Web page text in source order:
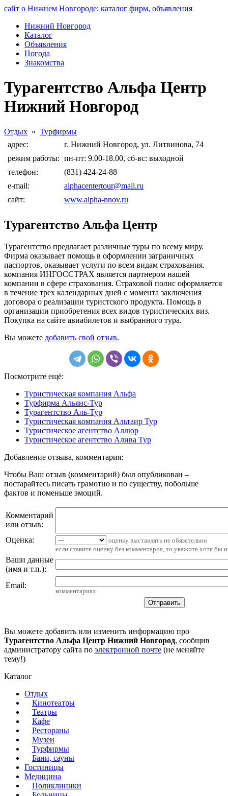
сайт о Нижнем Новгороде: каталог фирм, объявления
Нижний Новгород
Каталог
Объявления
Погода
Знакомства
Турагентство Альфа Центр
Нижний Новгород
Отдых » Турфирмы
адрес:
г. Нижний Новгород, ул. Литвинова, 74
режим работы: пн-пт: 9.00-18.00, сб-вс: выходной
телефон:
(831) 424-24-88
e-mail:
alphacentertour@mail.ru
сайт:
www.alpha-nnov.ru
Турагентство Альфа Центр
Турагентство предлагает различные туры по всему миру.
Фирма оказывает помощь в оформлении заграничных
паспортов, оказывает услуги по всем видам страхования.
компания ИНГОССТРАХ является партнером нашей
компании в сфере страхования. Страховой полис оформляется
в течение трех календарных дней с момента заключения
договора о реализации туристского продукта. Помощь в
организации приобретения всех видов туристических виз.
Покупка на сайте авиабилетов и выбранного тура.
Вы можете добавить свой отзыв.
Посмотрите ещё:
Туристическая компания Альфа
Турфирма Альянс-Тур
Турагентство Аль-Тур
Туристическая компания Альтаир Тур
Туристическое агентство Аллюр
Туристическое агентство Алива Тур
Добавление отзыва, комментария:
Чтобы Ваш отзыв (комментарий) был опубликован –
постарайтесь писать грамотно и по существу, побольше
фактов и поменьше эмоций.
Комментарий
или отзыв:
Оценка:
оценку выставлять не обязательно
если ставите оценку без комментария, то укажите хотя бы
Ваши данные
(имя и т.п.):
Email:
комментариях
Вы можете добавить или изменить информацию про
Турагентство Альфа Центр Нижний Новгород, сообщив
администратору сайта по электронной почте (не меняйте
тему!)
Каталог
Отдых
Кинотеатры
Театры
Кафе
Рестораны
Музеи
Турфирмы
Бани, сауны
Гостиницы
Медицина
Поликлиники